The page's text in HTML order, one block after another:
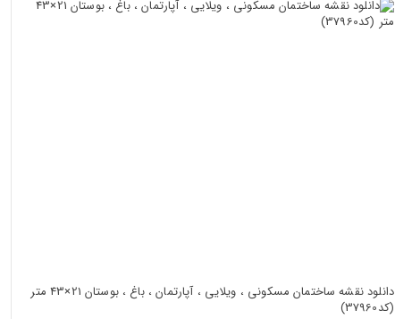
دانلود نقشه ساختمان مسکونی ، ویلایی ، آپارتمان ، باغ ، بوستان 21×43 متر
(کد37960)